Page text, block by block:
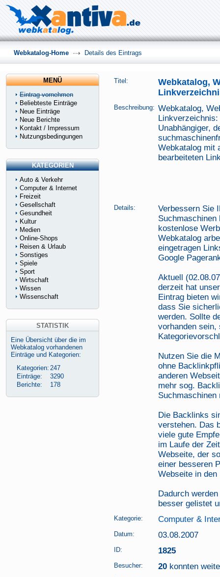
Titel:
Webkatalog,
Beschreibung: Webkatalog,
Unabhängiger,
Webkatalog mit
bearbeiteten
Details:
Verbessern Sie
kostenlose
Webkatalog
eingetragen
Google
Aktuell
derzeit hat
Eintrag bieten
dass Sie
werden. Sollte
vorhanden sein,
Nutzen Sie die
ohne
anderen
mehr sog.
Suchmaschinen
Die Backlinks
verstehen. Das
viele gute
im Laufe der
Webseite, der
einer besseren
Webseite in
Dadurch
besser gelistet
Kategorie: Computer &
Datum: 03.08.2007
ID: 1825
Besucher: 20 konnten
Webkatalog-Home Details des Eintrags
MENÜ
Eintrag vornehmen
Beliebteste Einträge
Neue Einträge
Neue Berichte
Kontakt / Impressum
Nutzungsbedingungen
KATEGORIEN
Auto & Verkehr
Computer & Internet
Freizeit
Gesellschaft
Gesundheit
Kultur
Medien
Online-Shops
Reisen & Urlaub
Sonstiges
Spiele
Sport
Wirtschaft
Wissen
Wissenschaft
STATISTIK
Eine Übersicht über die im
Webkatalog vorhandenen
Einträge und Kategorien:
Kategorien: 247
Einträge:
3290
Berichte:
178